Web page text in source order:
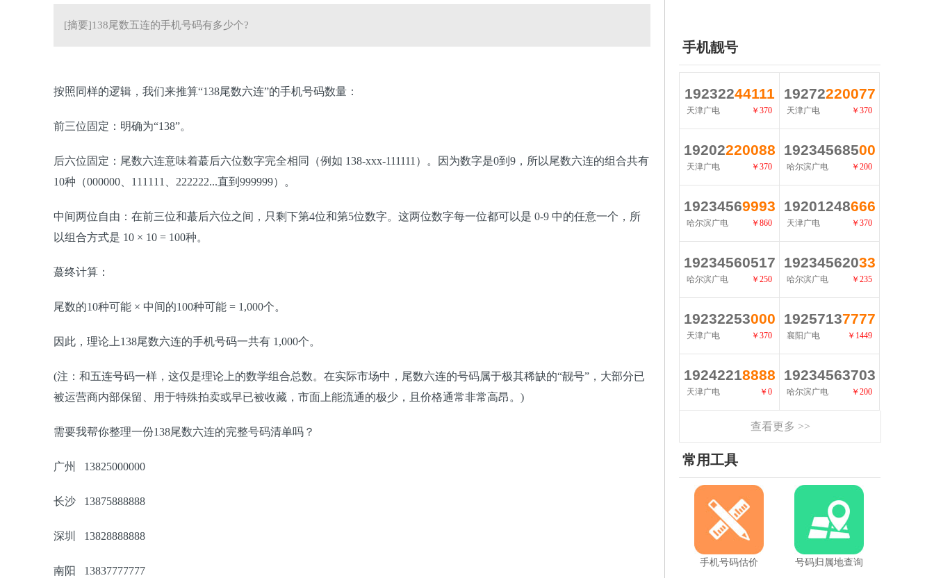
[摘要]138尾数五连的手机号码有多少个?
按照同样的逻辑，我们来推算“138尾数六连”的手机号码数量：
前三位固定：明确为“138”。
后六位固定：尾数六连意味着蕞后六位数字完全相同（例如 138-xxx-111111）。因为数字是0到9，所以尾数六连的组合共有
10种（000000、111111、222222...直到999999）。
中间两位自由：在前三位和蕞后六位之间，只剩下第4位和第5位数字。这两位数字每一位都可以是 0-9 中的任意一个，所
以组合方式是 10 × 10 = 100种。
蕞终计算：
尾数的10种可能 × 中间的100种可能 = 1,000个。
因此，理论上138尾数六连的手机号码一共有 1,000个。
(注：和五连号码一样，这仅是理论上的数学组合总数。在实际市场中，尾数六连的号码属于极其稀缺的“靓号”，大部分已
被运营商内部保留、用于特殊拍卖或早已被收藏，市面上能流通的极少，且价格通常非常高昂。)
需要我帮你整理一份138尾数六连的完整号码清单吗？
广州 13825000000
长沙 13875888888
深圳 13828888888
南阳 13837777777
手机靓号
19232244111
天津广电 ￥370
19272220077
天津广电 ￥370
19202220088
天津广电 ￥370
19234568500
哈尔滨广电 ￥200
19234569993
哈尔滨广电 ￥860
19201248666
天津广电 ￥370
19234560517
哈尔滨广电 ￥250
19234562033
哈尔滨广电 ￥235
19232253000
天津广电 ￥370
19257137777
襄阳广电 ￥1449
19242218888
天津广电 ￥0
19234563703
哈尔滨广电 ￥200
查看更多 >>
常用工具
手机号码估价 号码归属地查询